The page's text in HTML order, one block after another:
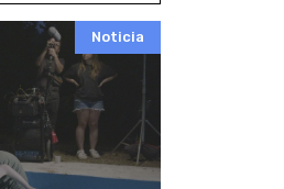
Noticia